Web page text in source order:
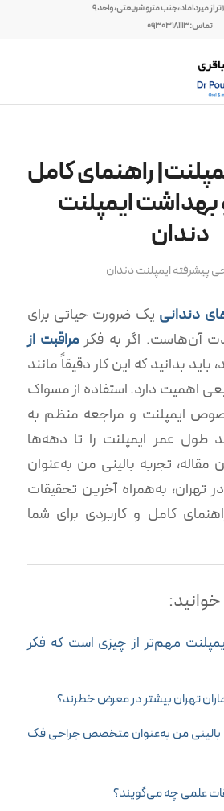
از میرداماد،جنب مترو شریعتی، واحد ۹
تماس:۰۹۳۰۳۱۸۱۱۱۳
راهنمای کامل
بهداشت ایمپلنت
دندان
پیشرفته ایمپلنت دندان
دندانی یک ضرورت حیاتی برای
آن‌هاست. اگر به فکر مراقبت از
بدانید که این کار دقیقاً مانند
اهمیت دارد. استفاده از مسواک
ایمپلنت و مراجعه منظم به
طول عمر ایمپلنت را تا دهه‌ها
تجربه بالینی من به‌عنوان
به‌همراه آخرین تحقیقات
کامل و کاربردی برای شما
مهم‌تر از چیزی است که فکر
تهران بیشتر در معرض خطرند؟
بالینی من به‌عنوان متخصص جراحی فک
علمی چه می‌گویند؟